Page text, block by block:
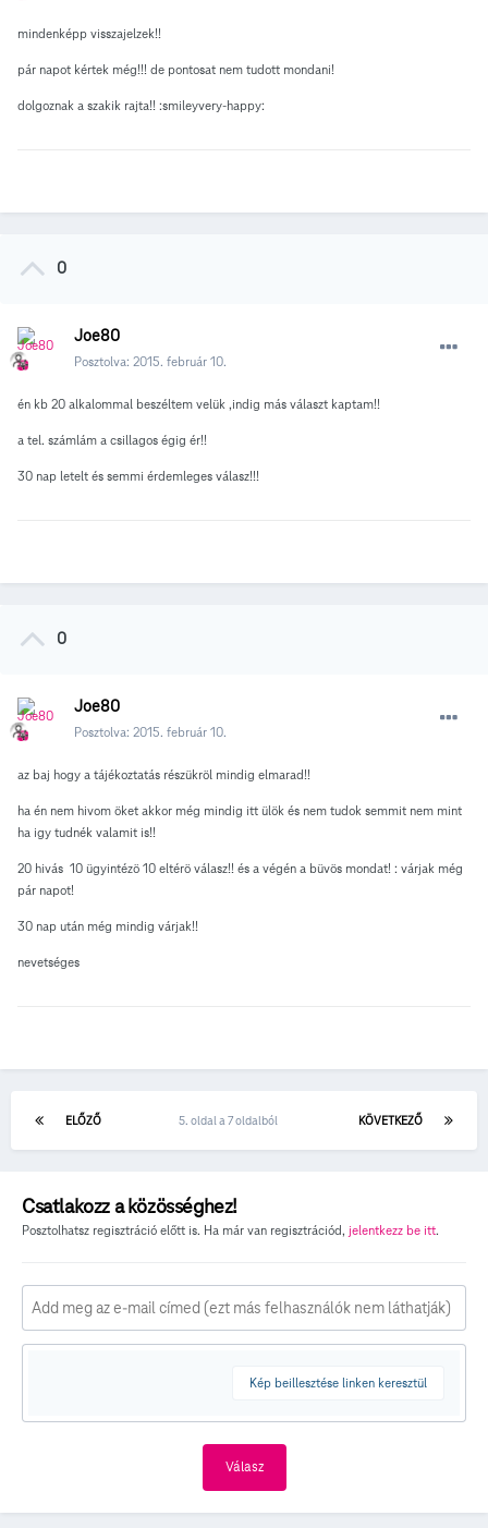
mindenképp visszajelzek!!
pár napot kértek még!!! de pontosat nem tudott mondani!
dolgoznak a szakik rajta!! :smileyvery-happy:
0
Joe80
Posztolva: 2015. február 10.
én kb 20 alkalommal beszéltem velük ,indig más választ kaptam!!
a tel. számlám a csillagos égig ér!!
30 nap letelt és semmi érdemleges válasz!!!
0
Joe80
Posztolva: 2015. február 10.
az baj hogy a tájékoztatás részükröl mindig elmarad!!
ha én nem hivom öket akkor még mindig itt ülök és nem tudok semmit nem mint
ha igy tudnék valamit is!!
20 hivás 10 ügyintézö 10 eltérö válasz!! és a végén a büvös mondat! : várjak még
pár napot!
30 nap után még mindig várjak!!
nevetséges
ELŐZŐ KÖVETKEZŐ
5. oldal a 7 oldalból
Csatlakozz a közösséghez!
Posztolhatsz regisztráció előtt is. Ha már van regisztrációd, jelentkezz be itt.
Kép beillesztése linken keresztül
Válasz